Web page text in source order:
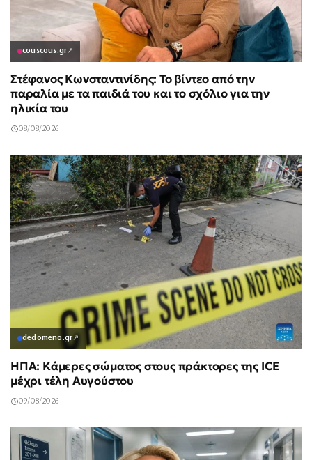
couscous.gr↗
Στέφανος Κωνσταντινίδης: Το βίντεο από την
παραλία με τα παιδιά του και το σχόλιο για την
ηλικία του
08/08/2026
dedomeno.gr↗
ΗΠΑ: Κάμερες σώματος στους πράκτορες της ICE
μέχρι τέλη Αυγούστου
09/08/2026